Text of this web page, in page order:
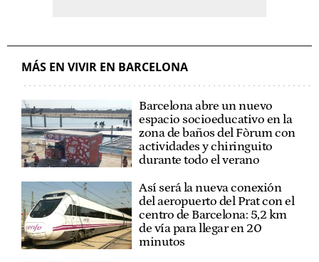
MÁS EN VIVIR EN BARCELONA
Barcelona abre un nuevo
espacio socioeducativo en la
zona de baños del Fòrum con
actividades y chiringuito
durante todo el verano
Así será la nueva conexión
del aeropuerto del Prat con el
centro de Barcelona: 5,2 km
de vía para llegar en 20
minutos